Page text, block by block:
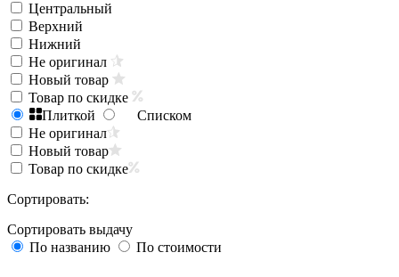
Центральный
Верхний
Нижний
Не оригинал
Новый товар
Товар по скидке
Плиткой
Списком
Не оригинал
Новый товар
Товар по скидке
Сортировать:
Сортировать выдачу
По названию
По стоимости